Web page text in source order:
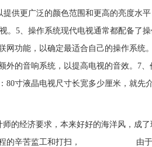
供更广泛的颜色范围和更高的亮度水
5、操作系统现代电视通常都配备了
功能，以确定最适合自己的操作系统
的音响系统，以提高电视的音效。7
寸液晶电视尺寸长宽多少厘米，就先
的经济要求，本来好好的海洋风，成
全程的辛苦监工和打扫， 由于跟